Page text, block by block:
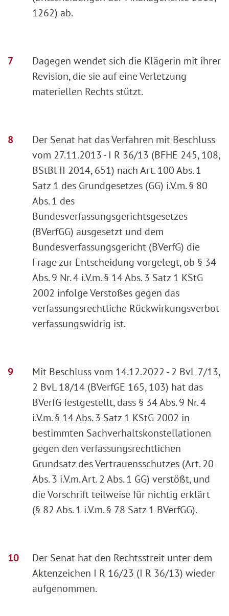
1262) ab.
Dagegen wendet sich die Klägerin mit ihrer
Revision, die sie auf eine Verletzung
materiellen Rechts stützt.
Der Senat hat das Verfahren mit Beschluss
vom 27.11.2013 - I R 36/13 (BFHE 245, 108,
BStBl II 2014, 651) nach Art. 100 Abs. 1
Satz 1 des Grundgesetzes (GG) i.V.m. § 80
Abs. 1 des
Bundesverfassungsgerichtsgesetzes
(BVerfGG) ausgesetzt und dem
Bundesverfassungsgericht (BVerfG) die
Frage zur Entscheidung vorgelegt, ob § 34
Abs. 9 Nr. 4 i.V.m. § 14 Abs. 3 Satz 1 KStG
2002 infolge Verstoßes gegen das
verfassungsrechtliche Rückwirkungsverbot
verfassungswidrig ist.
Mit Beschluss vom 14.12.2022 - 2 BvL 7/13,
2 BvL 18/14 (BVerfGE 165, 103) hat das
BVerfG festgestellt, dass § 34 Abs. 9 Nr. 4
i.V.m. § 14 Abs. 3 Satz 1 KStG 2002 in
bestimmten Sachverhaltskonstellationen
gegen den verfassungsrechtlichen
Grundsatz des Vertrauensschutzes (Art. 20
Abs. 3 i.V.m. Art. 2 Abs. 1 GG) verstößt, und
die Vorschrift teilweise für nichtig erklärt
(§ 82 Abs. 1 i.V.m. § 78 Satz 1 BVerfGG).
Der Senat hat den Rechtsstreit unter dem
Aktenzeichen I R 16/23 (I R 36/13) wieder
aufgenommen.